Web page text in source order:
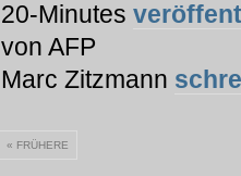
20-Minutes
von AFP
Marc Zitzmann
« FRÜHERE